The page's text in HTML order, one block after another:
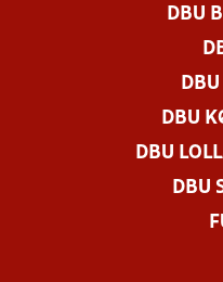
DBU
DBU
DBU
DBU